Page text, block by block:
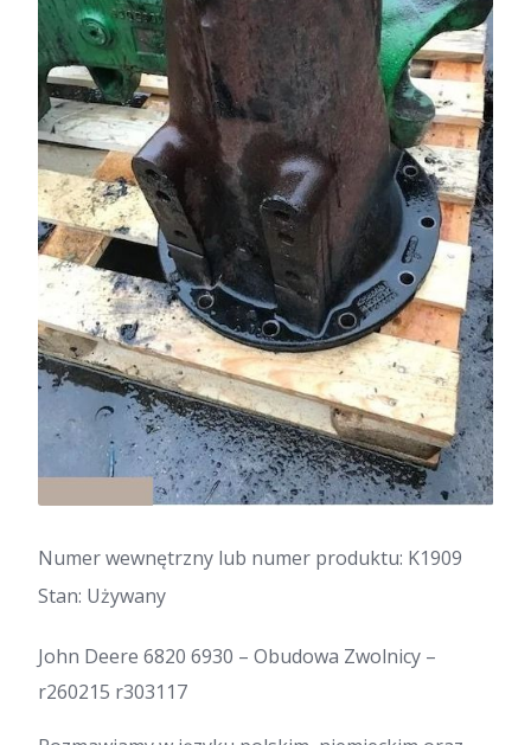
Numer wewnętrzny lub numer produktu: K1909
Stan: Używany
John Deere 6820 6930 – Obudowa Zwolnicy –
r260215 r303117